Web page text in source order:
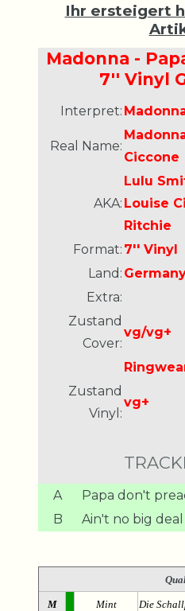
Ihr ersteigert
Madonna -
7'' Vinyl
Interpret:
Real Name:
Ciccone
AKA:
Lulu
Louise
Ritchie
Format: 7'' Vinyl
Land:
Extra:
Zustand
Cover:
vg/vg+
Zustand
Vinyl:
vg+
A
Papa don't
B
Ain't no big deal
M Mint Die